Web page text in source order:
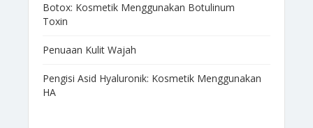
Botox: Kosmetik Menggunakan Botulinum
Toxin
Penuaan Kulit Wajah
Pengisi Asid Hyaluronik: Kosmetik Menggunakan
HA